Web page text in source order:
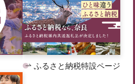
ふるさと納税特設ページ